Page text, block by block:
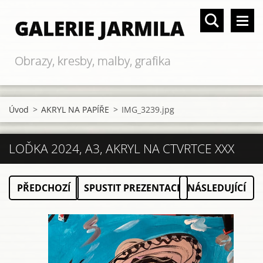
GALERIE JARMILA
Obrazy, kresby, malby, grafika
Úvod > AKRYL NA PAPÍŘE > IMG_3239.jpg
LOĎKA 2024, A3, AKRYL NA CTVRTCE XXX
PŘEDCHOZÍ SPUSTIT PREZENTACI NÁSLEDUJÍCÍ